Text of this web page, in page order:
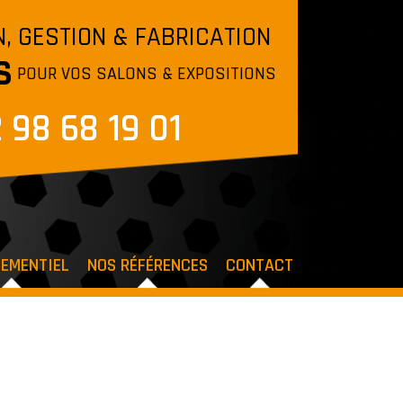
GESTION & FABRICATION
POUR VOS SALONS & EXPOSITIONS
98 68 19 01
NOS RÉFÉRENCES CONTACT